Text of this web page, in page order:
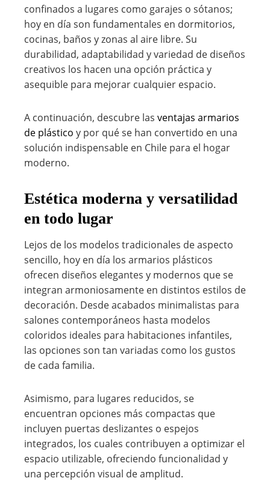
confinados a lugares como garajes o sótanos;
hoy en día son fundamentales en dormitorios,
cocinas, baños y zonas al aire libre. Su
durabilidad, adaptabilidad y variedad de diseños
creativos los hacen una opción práctica y
asequible para mejorar cualquier espacio.
A continuación, descubre las ventajas armarios
de plástico y por qué se han convertido en una
solución indispensable en Chile para el hogar
moderno.
Estética moderna y versatilidad
en todo lugar
Lejos de los modelos tradicionales de aspecto
sencillo, hoy en día los armarios plásticos
ofrecen diseños elegantes y modernos que se
integran armoniosamente en distintos estilos de
decoración. Desde acabados minimalistas para
salones contemporáneos hasta modelos
coloridos ideales para habitaciones infantiles,
las opciones son tan variadas como los gustos
de cada familia.
Asimismo, para lugares reducidos, se
encuentran opciones más compactas que
incluyen puertas deslizantes o espejos
integrados, los cuales contribuyen a optimizar el
espacio utilizable, ofreciendo funcionalidad y
una percepción visual de amplitud.